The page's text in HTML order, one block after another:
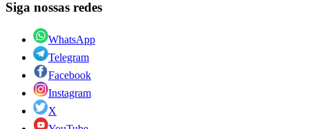
Siga nossas redes
WhatsApp
Telegram
Facebook
Instagram
X